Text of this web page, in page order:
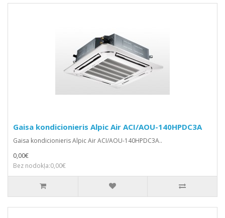
Gaisa kondicionieris Alpic Air ACI/AOU-140HPDC3A
Gaisa kondicionieris Alpic Air ACI/AOU-140HPDC3A..
0,00€
Bez nodokļa:0,00€